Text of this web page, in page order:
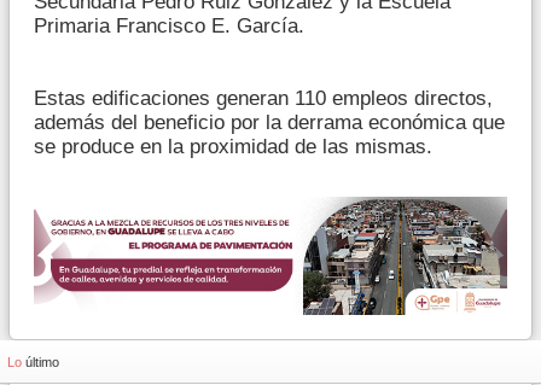
Primaria Francisco E. García.
Estas edificaciones generan 110 empleos directos,
además del beneficio por la derrama económica que
se produce en la proximidad de las mismas.
Lo último